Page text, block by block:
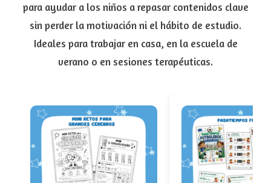
para ayudar a los niños a repasar contenidos clave
sin perder la motivación ni el hábito de estudio.
Ideales para trabajar en casa, en la escuela de
verano o en sesiones terapéuticas.